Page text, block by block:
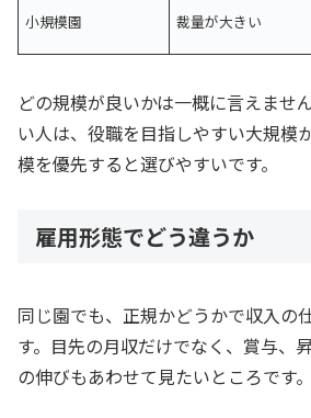
小規模園 裁量が大きい
どの規模が良いかは一概に言えませ
い人は、役職を目指しやすい大規模
模を優先すると選びやすいです。
雇用形態でどう違うか
同じ園でも、正規かどうかで収入の
す。目先の月収だけでなく、賞与、
の伸びもあわせて見たいところです。